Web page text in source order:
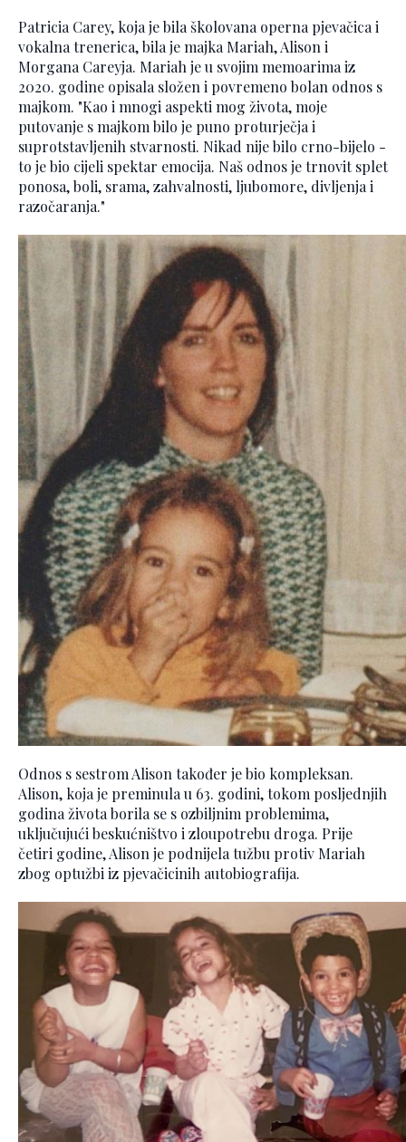
Patricia Carey, koja je bila školovana operna pjevačica i
vokalna trenerica, bila je majka Mariah, Alison i
Morgana Careyja. Mariah je u svojim memoarima iz
2020. godine opisala složen i povremeno bolan odnos s
majkom. "Kao i mnogi aspekti mog života, moje
putovanje s majkom bilo je puno proturječja i
suprotstavljenih stvarnosti. Nikad nije bilo crno-bijelo -
to je bio cijeli spektar emocija. Naš odnos je trnovit splet
ponosa, boli, srama, zahvalnosti, ljubomore, divljenja i
razočaranja."
Odnos s sestrom Alison također je bio kompleksan.
Alison, koja je preminula u 63. godini, tokom posljednjih
godina života borila se s ozbiljnim problemima,
uključujući beskućništvo i zloupotrebu droga. Prije
četiri godine, Alison je podnijela tužbu protiv Mariah
zbog optužbi iz pjevačicinih autobiografija.